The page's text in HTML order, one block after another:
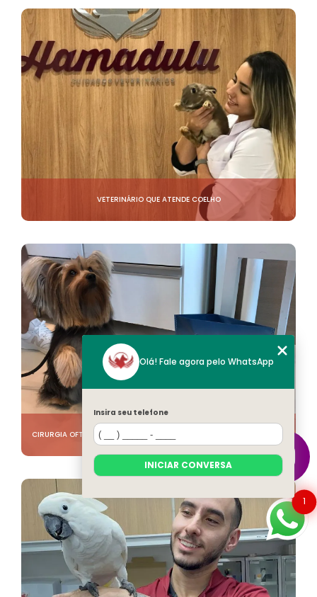
VETERINÁRIO QUE ATENDE COELHO
CIRURGIA OFTALMOLOGICA EM CÃES NO RECREIO DOS BANDEIRANTES
1
Olá! Fale agora pelo WhatsApp
Insira seu telefone
INICIAR CONVERSA